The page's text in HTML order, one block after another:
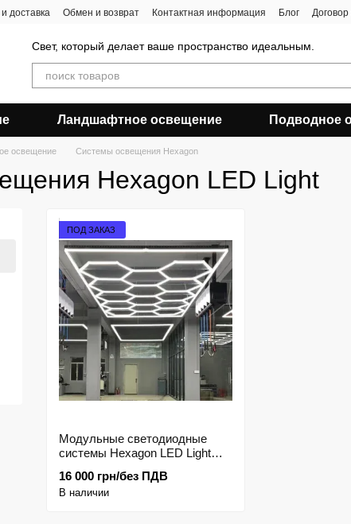
доставка Обмен и возврат Контактная информация Блог
Свет, который делает ваше пространство идеальным.
Ландшафтное освещение Подводное
освещение Системы освещения Hexagon
Hexagon LED Light
ПОД ЗАКАЗ
Модульные светодиодные
системы Hexagon LED Light
16 000 грн/без ПДВ
В наличии